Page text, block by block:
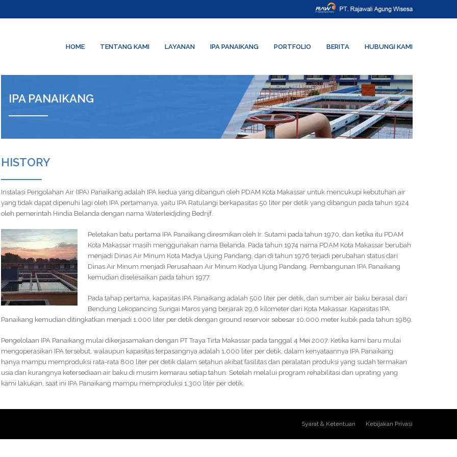
HOME TENTANG KAMI LAYANAN IPA PANAIKANG PORTFOLIO BERITA HUBUNGI KAMI
IPA PANAIKANG
HISTORY
Instalasi Pengolahan Air (IPA) Panaikang adalah IPA kedua yang dibangun oleh PDAM Kota Makassar untuk mencukupi kebutuhan air
yang tidak dapat dipenuhi lagi oleh IPA pertamanya, yaitu IPA Ratulangi berkapasitas 50 liter per detik yang dibangun pada tahun 1924
oleh pemerintah Hindia Belanda dengan nama Waterleidjding Bedrijf.
Peletakan batu pertama IPA Panaikang diresmikan oleh Ir. Sutami pada tahun 1970, dan ketika itu PDAM
Kota Makassar masih menggunakan nama Belanda. Pada tahun 1974 nama PDAM Kota Makassar berubah
menjadi Dinas Air Minum Kota Madya Ujung Pandang, dan di tahun 1976 terjadi perubahan status dari
Dinas Air Minum menjadi Perusahaan Air Minum Kodya Ujung Pandang. Pembangunan IPA Panaikang
kemudian diselesaikan pada tahun 1977.
Pada tahap pertama, kapasitas IPA Panaikang adalah 500 liter per detik, dan sumber air baku berasal dari
Bendung Lekopancing Sungai Maros yang berjarak 29,6 kilometer dari Kota Makassar. Kapasitas IPA
Panaikang kemudian ditingkatkan menjadi 1.000 liter per detik dengan ground reservoir sebesar 10.000 meter kubik pada tahun 1989.
Pengelolaan IPA Panaikang mulai dikerjasamakan dengan PT Traya Tirta Makassar pada tanggal 4 Mei 2007. Ketika kami baru mulai
mengoperasikan IPA tersebut, walaupun kapasitas terpasangnya adalah 1.000 liter per detik, dalam kenyataannya IPA Panaikang
hanya mampu memproduksi rata-rata 800 liter per detik dalam setahun akibat fasilitas dan peralatan produksi yang sudah termakan
usia dan kurangnya ketersediaan air baku di musim kemarau setiap tahun. Setelah melalui program rehabilitasi dan uprating yang
kami lakukan, saat ini IPA Panaikang mampu memproduksi 1.300 liter per detik.
Syarat & Ketentuan Kebijakan Privasi